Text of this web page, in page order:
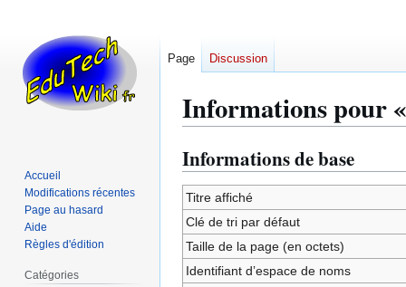
Informations pour
Aller
à
la
navigation
Aller
à
la
recherche
Informations de base
Titre affiché
Clé de tri par défaut
Taille de la page (en octets)
Identifiant dʼespace de noms
Page Discussion
Accueil
Modifications récentes
Page au hasard
Aide
Règles d'édition
Catégories